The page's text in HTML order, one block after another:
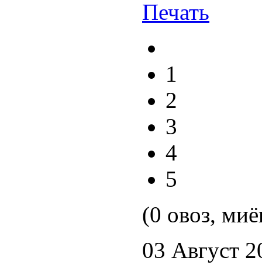
1
2
3
4
5
(0 овоз,
03 Август